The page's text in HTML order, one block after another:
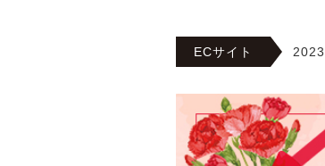
ECサイト